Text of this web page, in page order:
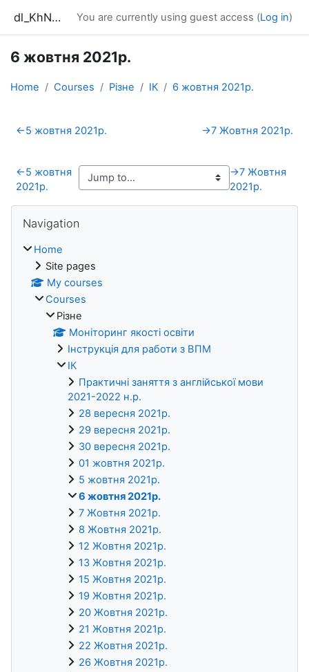
dl_KhNADU You are currently using guest access (Log in)
6 жовтня 2021р.
Home Courses Різне ІК 6 жовтня 2021р.
Section outline
←5 жовтня 2021р. →7 Жовтня 2021р.
←5 жовтня
2021р.
→7 Жовтня
2021р.
Navigation
Home
Site pages
My courses
Courses
Різне
Моніторинг якості освіти
Інструкція для работи з ВПМ
ІК
Практичні заняття з англійської мови
2021-2022 н.р.
28 вересня 2021р.
29 вересня 2021р.
30 вересня 2021р.
01 жовтня 2021р.
5 жовтня 2021р.
6 жовтня 2021р.
7 Жовтня 2021р.
8 Жовтня 2021р.
12 Жовтня 2021р.
13 Жовтня 2021р.
15 Жовтня 2021р.
19 Жовтня 2021р.
20 Жовтня 2021р.
21 Жовтня 2021р.
22 Жовтня 2021р.
26 Жовтня 2021р.